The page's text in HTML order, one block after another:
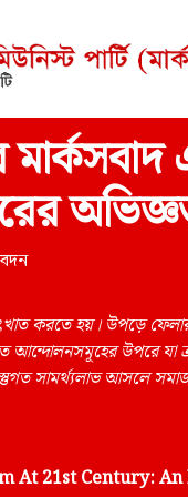
করতে হয়। উপড়ে
আন্দোলনসমূহের উপরে যা
সামর্থ্যলাভ আসলে
At 21st Century: